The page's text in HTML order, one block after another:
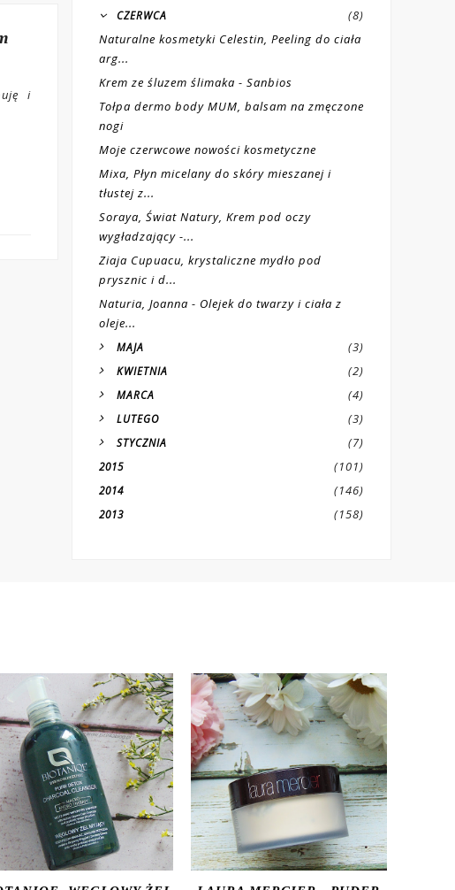
i
CZERWCA
(8)
Naturalne kosmetyki Celestin, Peeling do ciała
arg...
Krem ze śluzem ślimaka - Sanbios
Tołpa dermo body MUM, balsam na zmęczone
nogi
Moje czerwcowe nowości kosmetyczne
Mixa, Płyn micelany do skóry mieszanej i
tłustej z...
Soraya, Świat Natury, Krem pod oczy
wygładzający -...
Ziaja Cupuacu, krystaliczne mydło pod
prysznic i d...
Naturia, Joanna - Olejek do twarzy i ciała z
oleje...
MAJA (3)
KWIETNIA (2)
MARCA (4)
LUTEGO (3)
STYCZNIA (7)
2015 (101)
2014 (146)
2013 (158)